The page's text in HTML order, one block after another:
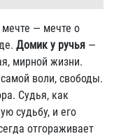
мечте — мечте о
Домик у ручья —
мирной жизни.
воли, свободы.
Судья, как
судьбу, и его
отгораживает